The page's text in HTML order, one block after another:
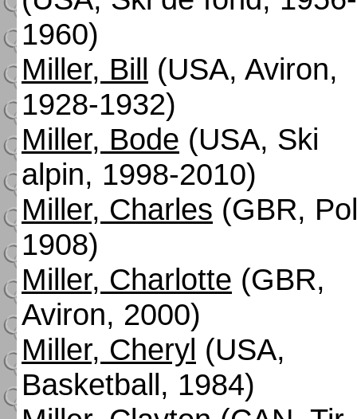
1960)
Miller, Bill (USA, Aviron,
1928-1932)
Miller, Bode (USA, Ski
alpin, 1998-2010)
Miller, Charles (GBR,
1908)
Miller, Charlotte (GBR,
Aviron, 2000)
Miller, Cheryl (USA,
Basketball, 1984)